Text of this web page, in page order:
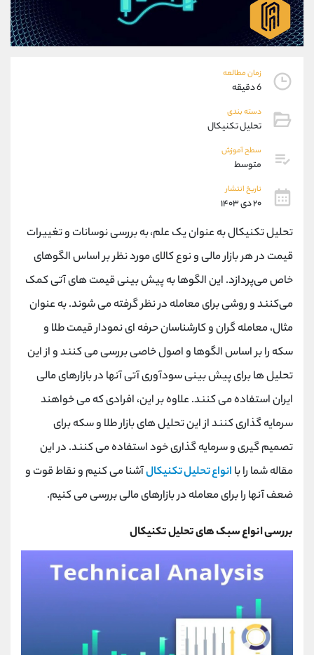
زمان مطالعه
6 دقیقه
دسته بندی
تحلیل تکنیکال
سطح آموزش
متوسط
تاریخ انتشار
۲۰ دی ۱۴۰۳
تحلیل تکنیکال به عنوان یک علم، به بررسی نوسانات و تغییرات
قیمت در هر بازار مالی و نوع کالای مورد نظر بر اساس الگوهای
خاص می‌پردازد. این الگوها به پیش ‌بینی قیمت‌ های آتی کمک
می‌کنند و روشی برای معامله در نظر گرفته می ‌شوند. به عنوان
مثال، معامله گران و کارشناسان حرفه ای نمودار قیمت طلا و
سکه را بر اساس الگوها و اصول خاصی بررسی می کنند و از این
تحلیل ها برای پیش بینی سودآوری آتی آنها در بازارهای مالی
ایران استفاده می کنند. علاوه بر این، افرادی که می خواهند
سرمایه گذاری کنند از این تحلیل های بازار طلا و سکه برای
تصمیم گیری و سرمایه گذاری خود استفاده می کنند. در این
مقاله شما را با انواع تحلیل تکنیکالآشنا می کنیم و نقاط قوت و
ضعف آنها را برای معامله در بازارهای مالی بررسی می کنیم.
بررسی انواع سبک های تحلیل تکنیکال
09304891085
واتساپ شروع گفتگو
تلگرام @Armteam_admin_103
پشتیبان فروش
موبایل
اطلاعات تماس
تلفن 021-22021030
021-22021040
بدون پیش شماره
اینستاگرام @alireza.mehrabii
کانال تلگرام @alirezamehrabi_com
@alirezamehrabi_official